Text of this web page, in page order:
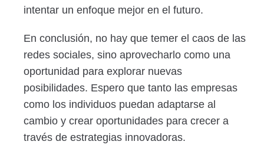
intentar un enfoque mejor en el futuro.
En conclusión, no hay que temer el caos de las
redes sociales, sino aprovecharlo como una
oportunidad para explorar nuevas
posibilidades. Espero que tanto las empresas
como los individuos puedan adaptarse al
cambio y crear oportunidades para crecer a
través de estrategias innovadoras.